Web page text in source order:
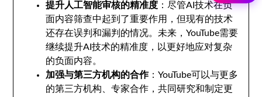
提升人工智能审核的精准度 ：尽管AI技术在负
面内容筛查中起到了重要作用，但现有的技术
还存在误判和漏判的情况。未来，YouTube需要
继续提升AI技术的精准度，以更好地应对复杂
的负面内容。
加强与第三方机构的合作：YouTube可以与更多
的第三方机构、专家合作，共同研究和制定更